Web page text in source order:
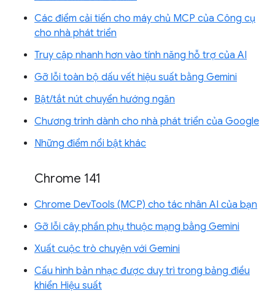
Các điểm cải tiến cho máy chủ MCP của Công cụ
cho nhà phát triển
Truy cập nhanh hơn vào tính năng hỗ trợ của AI
Gỡ lỗi toàn bộ dấu vết hiệu suất bằng Gemini
Bật/tắt nút chuyển hướng ngăn
Chương trình dành cho nhà phát triển của Google
Những điểm nổi bật khác
Chrome 141
Chrome DevTools (MCP) cho tác nhân AI của bạn
Gỡ lỗi cây phần phụ thuộc mạng bằng Gemini
Xuất cuộc trò chuyện với Gemini
Cấu hình bản nhạc được duy trì trong bảng điều
khiển Hiệu suất